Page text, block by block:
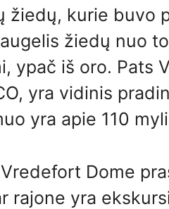
žiedų, kurie buvo
žiedų nuo
ypač iš oro. Pats
yra vidinis
yra apie 110
Dome
rajone yra